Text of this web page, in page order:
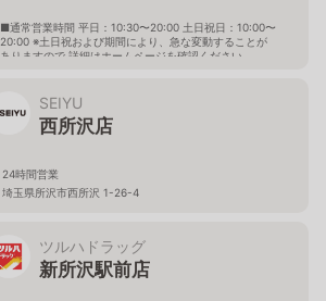
■通常営業時間 平日：10:30〜20:00 土日祝日：10:00〜
20:00 ※土日祝および期間により、急な変動することが
ありますので 詳細はホームページを確認ください
SEIYU
西所沢店
24時間営業
埼玉県所沢市西所沢 1-26-4
ツルハドラッグ
新所沢駅前店